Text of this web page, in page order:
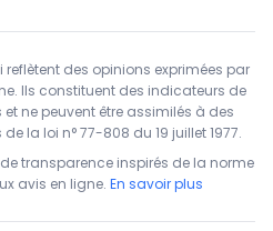
des opinions exprimées par
Ils constituent des indicateurs de
ne peuvent être assimilés à des
la loi n° 77-808 du 19 juillet 1977.
transparence inspirés de la norme
avis en ligne. En savoir plus